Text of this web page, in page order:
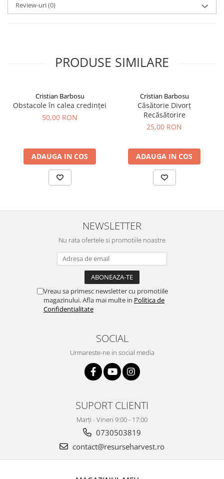
Review-uri(0)
PRODUSE SIMILARE
Cristian Barbosu
Obstacole în calea credinței
50,00 RON
ADAUGA IN COS
Cristian Barbosu
Căsătorie Divorț
Recăsătorire
25,00 RON
ADAUGA IN COS
NEWSLETTER
Nu rata ofertele si promotiile noastre
Vreau sa primesc newsletter cu promotiile
magazinului. Afla mai multe in Politica de
Confidentialitate
SOCIAL
Urmareste-ne in social media
SUPORT CLIENTI
Marți - Vineri 9:00 - 17:00
0730503819
contact@resurseharvest.ro